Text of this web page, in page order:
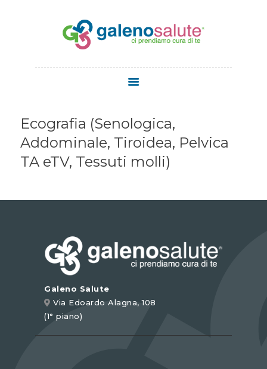
SERVIZI
STAFF
MEDICI
ESTETICA
CONTATTI
Ecografia (Senologica,
Addominale, Tiroidea, Pelvica
TA eTV, Tessuti molli)
Galeno Salute
Via Edoardo Alagna, 108
(1° piano)